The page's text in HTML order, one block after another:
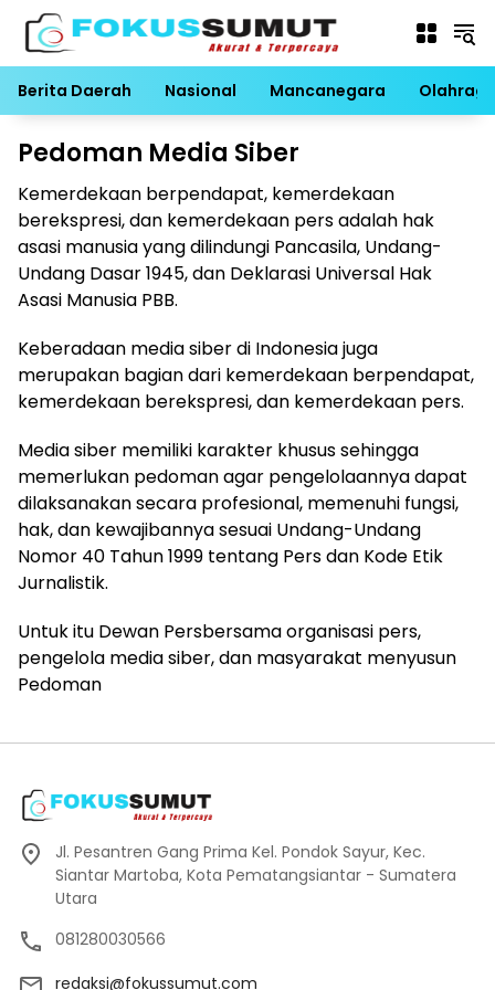
Langsung
konten
Berita Daerah
Nasional Mancanegara
Pedoman Media Siber
Kemerdekaan berpendapat, kemerdekaan
berekspresi, dan kemerdekaan pers adalah hak
asasi manusia yang dilindungi Pancasila, Undang-
Undang Dasar 1945, dan Deklarasi Universal Hak
Asasi Manusia PBB.
Keberadaan media siber di Indonesia juga
merupakan bagian dari kemerdekaan berpendapat,
kemerdekaan berekspresi, dan kemerdekaan pers.
Media siber memiliki karakter khusus sehingga
memerlukan pedoman agar pengelolaannya dapat
dilaksanakan secara profesional, memenuhi fungsi,
hak, dan kewajibannya sesuai Undang-Undang
Nomor 40 Tahun 1999 tentang Pers dan Kode Etik
Jurnalistik.
Untuk itu Dewan Persbersama organisasi pers,
pengelola media siber, dan masyarakat menyusun
Pedoman
Jl. Pesantren Gang Prima Kel. Pondok Sayur, Kec.
Siantar Martoba, Kota Pematangsiantar - Sumatera
Utara
081280030566
redaksi@fokussumut.com